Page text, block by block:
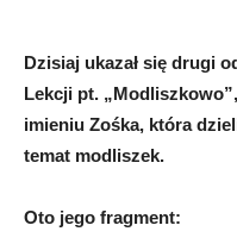
Dzisiaj ukazał się drugi
Lekcji pt.
imieniu Zośka, która
temat modliszek.
Oto jego fragment: